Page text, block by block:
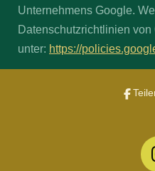
Unternehmens Google.
Datenschutzrichtlinien
unter: https://